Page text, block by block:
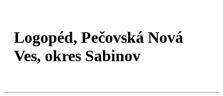
Logopéd, Pečovská Nová
Ves, okres Sabinov